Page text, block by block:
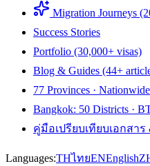
Migration Journeys
Success Stories
Portfolio (30,000+ visas)
Blog & Guides (44+
77 Provinces · Nationwide
Bangkok: 50 Districts ·
คู่มือเปรียบเทียบเอกสาร
Languages:THไทยENEnglish